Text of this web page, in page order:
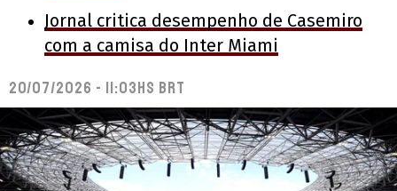
Jornal critica desempenho de Casemiro
com a camisa do Inter Miami
20/07/2026 - 11:03hs BRT